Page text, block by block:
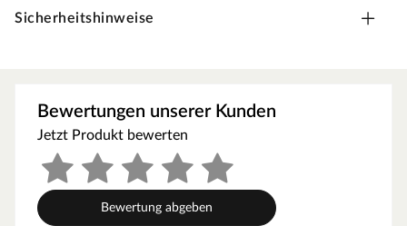
bei Vertäfelungen und als Fußleiste.
einfache Montage
Sicherheitshinweise
Bewertungen unserer Kunden
Jetzt Produkt bewerten
Bewertung abgeben